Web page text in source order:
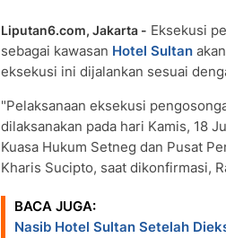
Liputan6.com, Jakarta - Eksekusi
sebagai kawasan Hotel Sultan
eksekusi ini dijalankan sesuai
"Pelaksanaan eksekusi
dilaksanakan pada hari Kamis, 18
Kuasa Hukum Setneg dan Pusat
Kharis Sucipto, saat dikonfirmasi,
BACA JUGA:
Nasib Hotel Sultan Setelah